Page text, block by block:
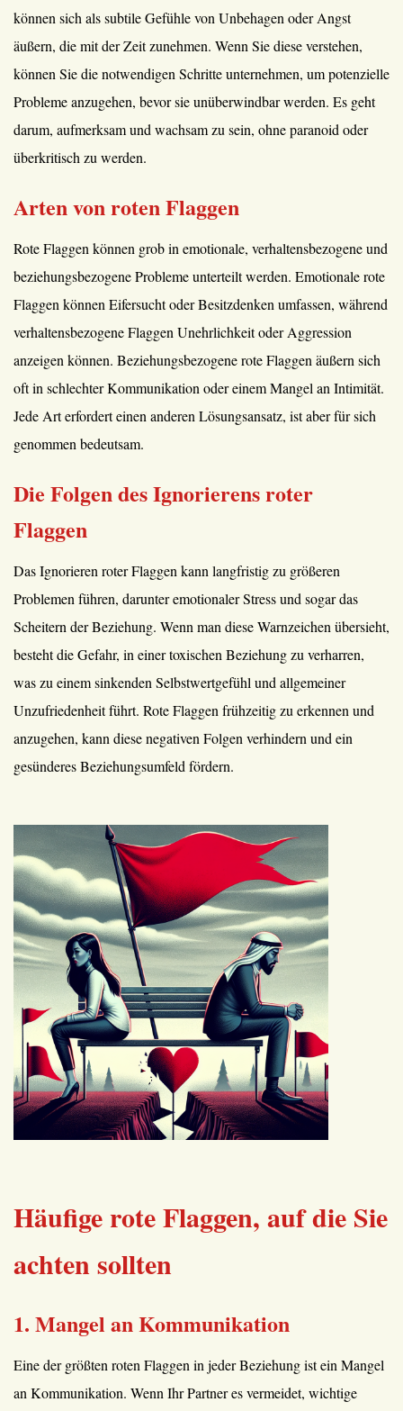
können sich als subtile Gefühle von Unbehagen oder Angst
äußern, die mit der Zeit zunehmen. Wenn Sie diese verstehen,
können Sie die notwendigen Schritte unternehmen, um potenzielle
Probleme anzugehen, bevor sie unüberwindbar werden. Es geht
darum, aufmerksam und wachsam zu sein, ohne paranoid oder
überkritisch zu werden.
Arten von roten Flaggen
Rote Flaggen können grob in emotionale, verhaltensbezogene und
beziehungsbezogene Probleme unterteilt werden. Emotionale rote
Flaggen können Eifersucht oder Besitzdenken umfassen, während
verhaltensbezogene Flaggen Unehrlichkeit oder Aggression
anzeigen können. Beziehungsbezogene rote Flaggen äußern sich
oft in schlechter Kommunikation oder einem Mangel an Intimität.
Jede Art erfordert einen anderen Lösungsansatz, ist aber für sich
genommen bedeutsam.
Die Folgen des Ignorierens roter
Flaggen
Das Ignorieren roter Flaggen kann langfristig zu größeren
Problemen führen, darunter emotionaler Stress und sogar das
Scheitern der Beziehung. Wenn man diese Warnzeichen übersieht,
besteht die Gefahr, in einer toxischen Beziehung zu verharren,
was zu einem sinkenden Selbstwertgefühl und allgemeiner
Unzufriedenheit führt. Rote Flaggen frühzeitig zu erkennen und
anzugehen, kann diese negativen Folgen verhindern und ein
gesünderes Beziehungsumfeld fördern.
Häufige rote Flaggen, auf die Sie
achten sollten
1. Mangel an Kommunikation
Eine der größten roten Flaggen in jeder Beziehung ist ein Mangel
an Kommunikation. Wenn Ihr Partner es vermeidet, wichtige